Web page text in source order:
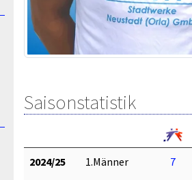
Saisonstatistik
2024/25 1.Männer 7